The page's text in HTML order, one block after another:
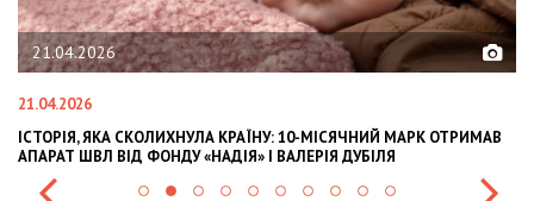
СКОЛИХНУЛА КРАЇНУ: 10-МІСЯЧНИЙ МАРК ОТРИМАВ
ФОНДУ «НАДІЯ» І ВАЛЕРІЯ ДУБІЛЯ
02.02.2026
OLEKSII ABASOV: